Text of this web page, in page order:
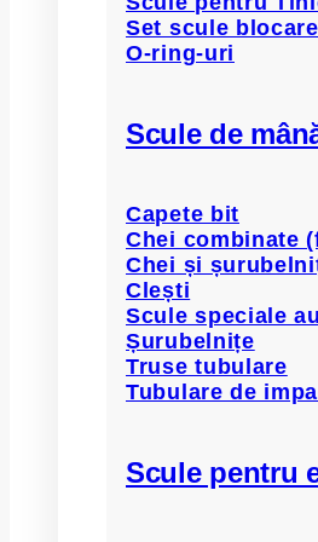
Set scule
O-ring-uri
Scule de
Capete bit
Chei combinate
Chei și
Clești
Scule speciale
Șurubelnițe
Truse tubulare
Tubulare de
Scule pentru